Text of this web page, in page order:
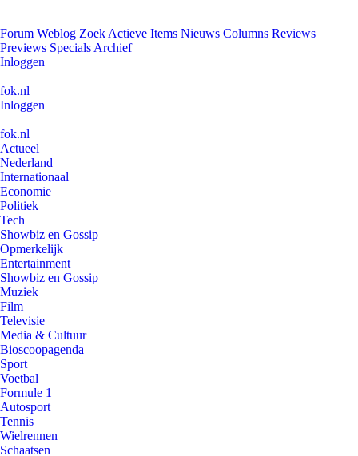
Forum Weblog Zoek Actieve Items Nieuws Columns Reviews
Previews Specials Archief
Inloggen
fok.nl
Inloggen
fok.nl
Actueel
Nederland
Internationaal
Economie
Politiek
Tech
Showbiz en Gossip
Opmerkelijk
Entertainment
Showbiz en Gossip
Muziek
Film
Televisie
Media & Cultuur
Bioscoopagenda
Sport
Voetbal
Formule 1
Autosport
Tennis
Wielrennen
Schaatsen